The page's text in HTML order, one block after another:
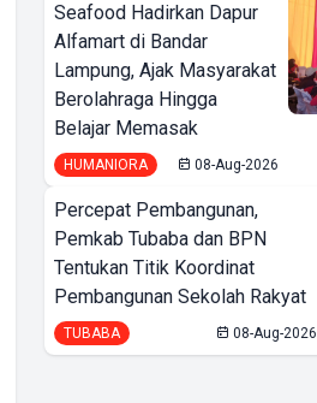
Seafood Hadirkan Dapur
Alfamart di Bandar
Lampung, Ajak Masyarakat
Berolahraga Hingga
Belajar Memasak
HUMANIORA 08-Aug-2026
Percepat Pembangunan,
Pemkab Tubaba dan BPN
Tentukan Titik Koordinat
Pembangunan Sekolah Rakyat
TUBABA 08-Aug-2026